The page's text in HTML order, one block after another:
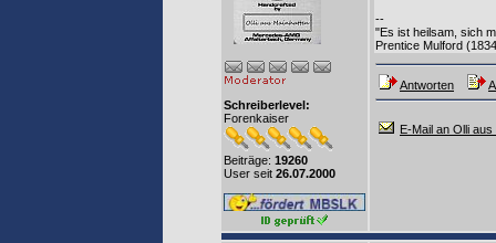
Schreiberlevel:
Forenkaiser
Beiträge: 19260
User seit 26.07.2000
--
"Es ist heilsam, sich
Prentice Mulford
Antworten
E-Mail an Olli